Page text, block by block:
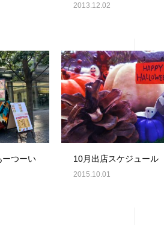
2013.12.02
ーつーい 10月出店スケジュール
2015.10.01